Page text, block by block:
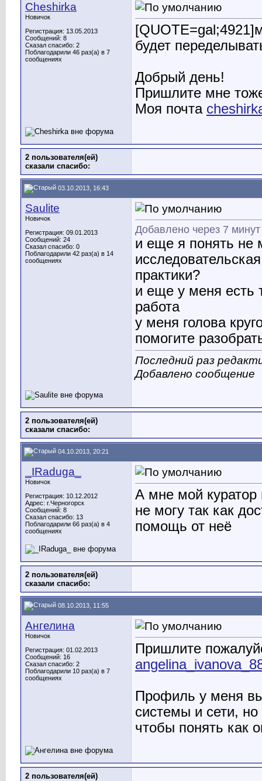
Cheshirka
Новичок
Регистрация: 13.05.2013
Сообщений: 8
Сказал спасибо: 2
Поблагодарили 46 раз(а) в 7
сообщениях
будет
Добрый день!
Пришлите мне
Моя почта
2 пользователя(ей)
сказали cпасибо:
03.10.2013, 16:43
Saulite
Новичок
Регистрация: 09.01.2013
Сообщений: 24
Сказал спасибо: 0
Поблагодарили 42 раз(а) в 14
сообщениях
Добавлено через 7 минут
и еще я понять не
практики?
и еще у меня есть
работа
у меня голова
помогите
Последний раз
Добавлено сообщение
2 пользователя(ей)
сказали cпасибо:
04.10.2013, 20:21
_IRaduga_
Новичок
Регистрация: 10.12.2012
Адрес: г.Черногорск
Сообщений: 8
Сказал спасибо: 13
Поблагодарили 66 раз(а) в 4
сообщениях
А мне мой
не могу так как
помощь от неё
2 пользователя(ей)
сказали cпасибо:
08.10.2013, 11:55
Ангелина
Новичок
Регистрация: 01.02.2013
Сообщений: 16
Сказал спасибо: 2
Поблагодарили 10 раз(а) в 7
сообщениях
Пришлите
Профиль у меня
системы и сети,
чтобы понять как
2 пользователя(ей)